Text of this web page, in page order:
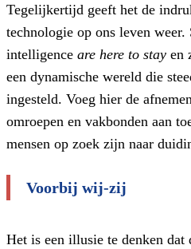
Tegelijkertijd geeft het de
technologie op ons leven
intelligence are here to stay en
een dynamische wereld die
ingesteld. Voeg hier de
omroepen en vakbonden aan
mensen op zoek zijn naar
Voorbij wij-zij
Het is een illusie te denken